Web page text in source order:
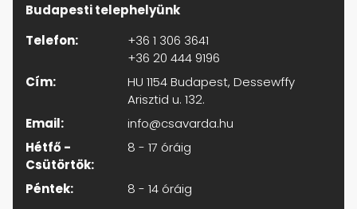
Budapesti telephelyünk
Telefon:
+36 1 306 3641
+36 20 444 9196
Cím:
HU 1154 Budapest, Dessewffy
Arisztid u. 132.
Email:
info@csavarda.hu
Hétfő -
Csütörtök:
8 - 17 óráig
Péntek:
8 - 14 óráig